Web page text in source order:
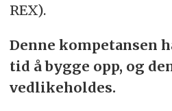
REX).
Denne kompetansen
tid å bygge opp, og
vedlikeholdes.